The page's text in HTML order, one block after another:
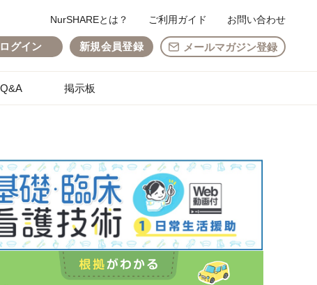
NurSHAREとは？ ご利用ガイド お問い合わせ
ログイン 新規会員登録 メールマガジン登録
掲示板